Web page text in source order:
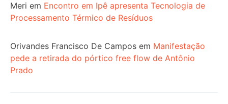
Meri em Encontro em Ipê apresenta Tecnologia de
Processamento Térmico de Resíduos
Orivandes Francisco De Campos em Manifestação
pede a retirada do pórtico free flow de Antônio
Prado